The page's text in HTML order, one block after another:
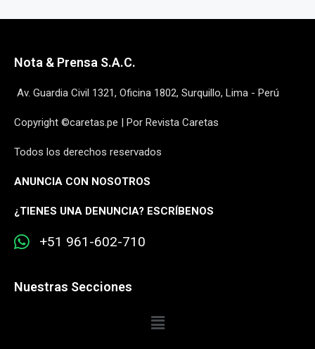
Nota & Prensa S.A.C.
Av. Guardia Civil 1321, Oficina 1802, Surquillo, Lima - Perú
Copyright ©caretas.pe | Por Revista Caretas
Todos los derechos reservados
ANUNCIA CON NOSOTROS
¿TIENES UNA DENUNCIA? ESCRÍBENOS
+51 961-602-710
Nuestras Secciones